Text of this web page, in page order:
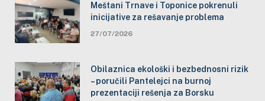
Meštani Trnave i Toponice pokrenuli
inicijative za rešavanje problema
27/07/2026
Obilaznica ekološki i bezbednosni rizik
– poručili Pantelejci na burnoj
prezentaciji rešenja za Borsku